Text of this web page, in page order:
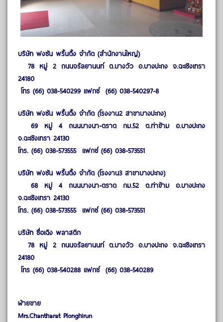
บริษัท ฟงซัน พริ้นติ้ง จำกัด (สำนักงานใหญ่)
78 หมู่ 2 ถนนจรัลยานนท์ ต.บางวัว อ.บางปะกง จ.ฉะเชิงเทรา
24180
โทร (66) 038-540299 แฟกซ์ (66) 038-540297-8
บริษัท ฟงซัน พริ้นติ้ง จำกัด (โรงงาน2 สาขาบางปะกง)
69 หมู่ 4 ถนนบางนา-ตราด กม.52 ต.ท่าข้าม อ.บางปะกง
จ.ฉะเชิงเทรา 24130
โทร. (66) 038-573555 แฟกซ์ (66) 038-573551
บริษัท ฟงซัน พริ้นติ้ง จำกัด (โรงงาน3 สาขาบางปะกง)
68 หมู่ 4 ถนนบางนา-ตราด กม.52 ต.ท่าข้าม อ.บางปะกง
จ.ฉะเชิงเทรา 24130
โทร. (66) 038-573555 แฟกซ์ (66) 038-573551
บริษัท ซื่อเฉิง พลาสติก
78 หมู่ 2 ถนนจรัลยานนท์ ต.บางวัว อ.บางปะกง จ.ฉะเชิงเทรา
24180
โทร (66) 038-540288 แฟกซ์ (66) 038-540289
ฝ่ายขาย
Mrs.Chantharat Plonghirun